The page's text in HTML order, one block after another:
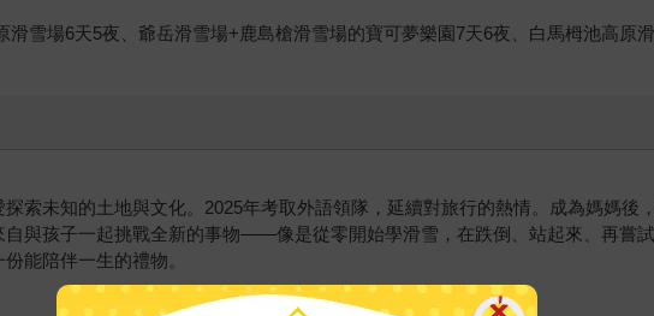
雪場6天5夜、爺岳滑雪場+鹿島槍滑雪場的寶可夢樂園7天6夜、白馬栂池高原
索未知的土地與文化。2025年考取外語領隊，延續對旅行的熱情。成為媽媽後
與孩子一起挑戰全新的事物——像是從零開始學滑雪，在跌倒、站起來、再嘗
能陪伴一生的禮物。